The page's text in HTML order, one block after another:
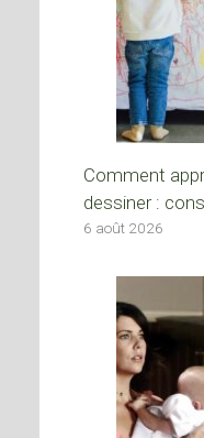
Comment
dessiner :
6 août 2026